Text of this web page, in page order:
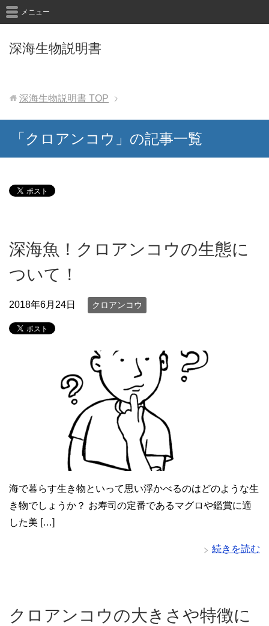
深海生物説明書
メニュー
深海生物説明書 TOP
「クロアンコウ」の記事一覧
深海魚！クロアンコウの生態に
ついて！
2018年6月24日 クロアンコウ
海で暮らす生き物といって思い浮かべるのはどのような生
き物でしょうか？ お寿司の定番であるマグロや鑑賞に適
した美 […]
続きを読む
クロアンコウの大きさや特徴に